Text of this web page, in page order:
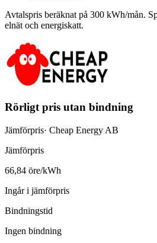
Avtalspris beräknat på 300 kWh/mån.
elnät och energiskatt.
Rörligt pris utan bindning
Jämförpris· Cheap Energy AB
Jämförpris
66,84 öre/kWh
Ingår i jämförpris
Bindningstid
Ingen bindning